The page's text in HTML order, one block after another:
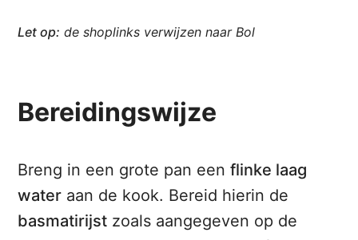
Let op: de shoplinks verwijzen naar Bol
Bereidingswijze
Breng in een grote pan eenflinke laag
water aan de kook. Bereid hierin de
basmatirijst zoals aangegeven op de